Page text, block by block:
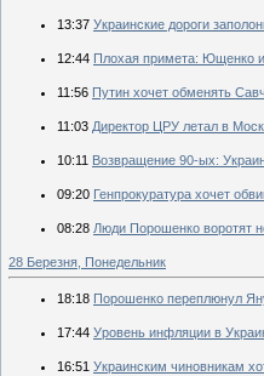
13:37 Украинские дороги
12:44 Плохая примета: Ющенко
11:56 Путин хочет обменять
11:03 Директор ЦРУ летал в
10:11 Возвращение 90-ых:
09:20 Генпрокуратура хочет
08:28 Люди Порошенко воротят
28 Березня, Понедельник
18:18 Порошенко переплюнул
17:44 Уровень инфляции в
16:51 Украинским чиновникам